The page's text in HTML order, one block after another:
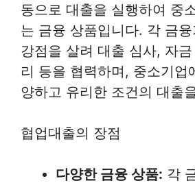
동으로 대출을 실행하여 중
는 금융 상품입니다. 각 금
강점을 살려 대출 심사, 자
리 등을 협력하며, 중소기업
양하고 유리한 조건의 대출
협업대출의 장점
다양한 금융 상품: 각